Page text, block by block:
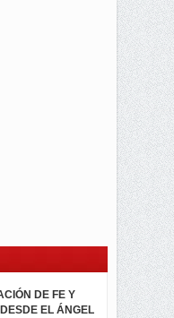
DE FE Y
EL ÁNGEL
DE LA VIRGEN
2024